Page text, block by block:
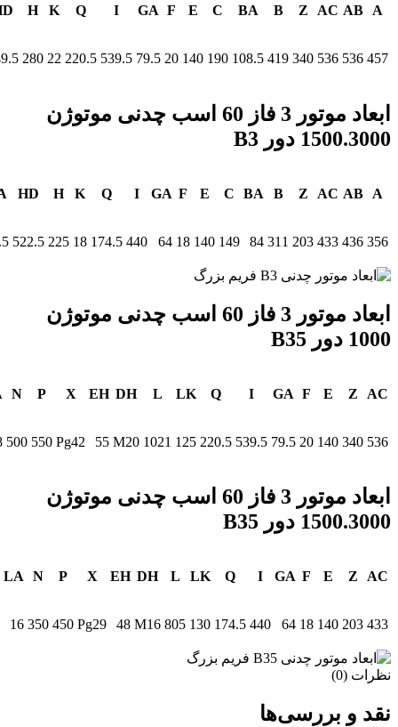
A
AB
AC
Z
B
BA
C
E
F
GA
I
Q
K
H
457
536
536
340
419
108.5
190
140
20
79.5
539.5
220.5
22
280
ابعاد موتور 3 فاز 60 اسب چدنی موتوژن
1500.3000 دور B3
A
AB
AC
Z
B
BA
C
E
F
GA
I
Q
K
H
HD
356
436
433
203
311
84
149
140
18
64
440
174.5
18
225
522.5
ابعاد موتور 3 فاز 60 اسب چدنی موتوژن
1000 دور B35
AC
Z
E
F
GA
I
Q
LK
L
DH
EH
X
P
N
536
340
140
20
79.5
539.5
220.5
125
1021
M20
55
Pg42
550
500
ابعاد موتور 3 فاز 60 اسب چدنی موتوژن
1500.3000 دور B35
AC
Z
E
F
GA
I
Q
LK
L
DH
EH
X
P
N
LA
433
203
140
18
64
440
174.5
130
805
M16
48
Pg29
450
350
16
نظرات (0)
نقد و بررسی‌ها